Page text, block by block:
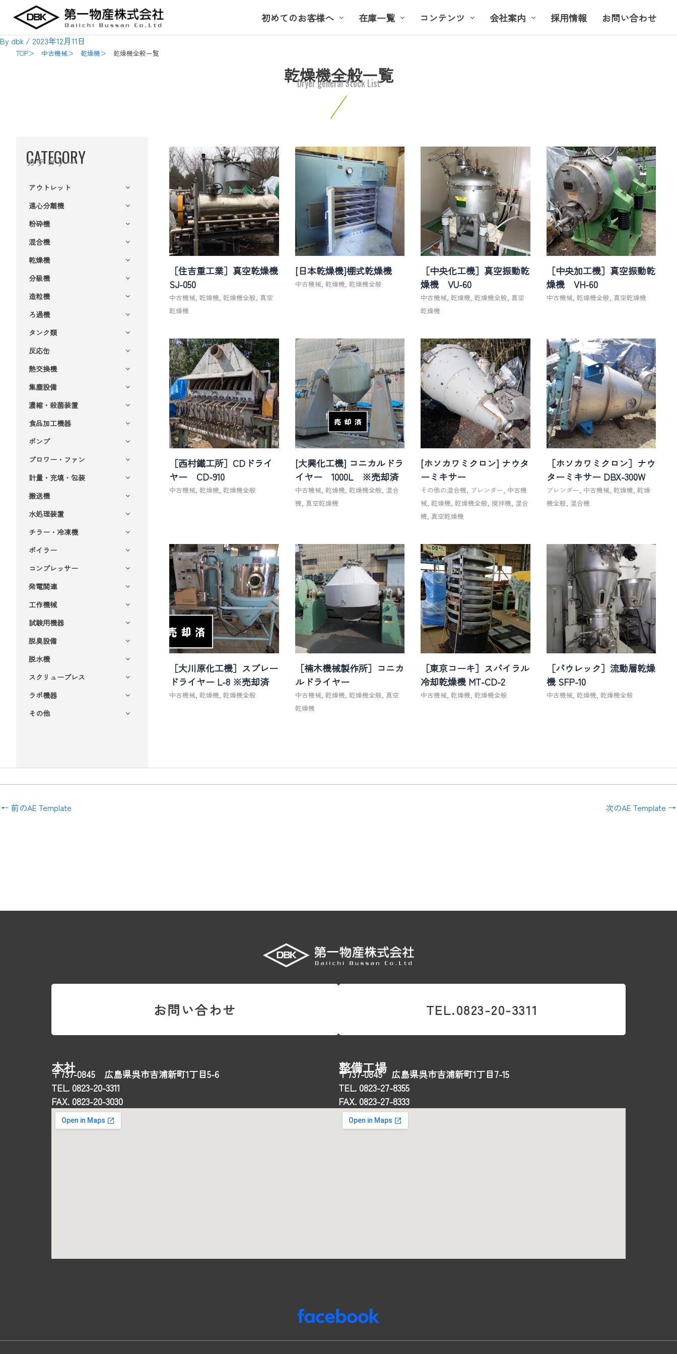
を
ス
初めてのお客様へ 在庫一覧 コンテンツ 会社案内 採用情報 お問い合わせ
By dbk / 2023年12月11日
TOP＞ 中古機械＞ 乾燥機＞ 乾燥機全般一覧
乾燥機全般一覧
Dryer general Stock List
CATEGORY
カテゴリー
アウトレット
遠心分離機
粉砕機
混合機
乾燥機
分級機
造粒機
ろ過機
タンク類
反応缶
熱交換機
集塵設備
濃縮・殺菌装置
食品加工機器
ポンプ
ブロワー・ファン
計量・充填・包装
搬送機
水処理装置
チラー・冷凍機
ボイラー
コンプレッサー
発電関連
工作機械
試験用機器
脱臭設備
脱水機
スクリュープレス
ラボ機器
その他
［住吉重工業］真空乾燥機
SJ-050
中古機械,乾燥機,乾燥機全般, 真空
乾燥機
[日本乾燥機]棚式乾燥機
中古機械, 乾燥機, 乾燥機全般
［中央化工機］真空振動乾
燥機 VU-60
中古機械,乾燥機,乾燥機全般, 真空
乾燥機
［中央加工機］真空振動乾
燥機 VH-60
中古機械, 乾燥機全般, 真空乾燥機
［西村鐵工所］CDドライ
ヤー CD-910
中古機械 ,乾燥機 ,乾燥機全般
[大興化工機] コニカルドラ
イヤー 1000L ※売却済
中古機械, 乾燥機 乾燥機全般 混合
機 真空乾燥機
[ホソカワミクロン] ナウタ
ーミキサー
その他の混合機 ブレンダー 中古機
械 ,乾燥機 ,乾燥機全般 ,撹拌機 混合
機 真空乾燥機
［ホソカワミクロン］ナウ
ターミキサー DBX-300W
ブレンダー 中古機械, 乾燥機 乾燥
機全般 混合機
［大川原化工機］スプレー
ドライヤー L-8 ※売却済
中古機械,乾燥機,乾燥機全般
［楠木機械製作所］コニカ
ルドライヤー
中古機械, 乾燥機, 乾燥機全般, 真空
乾燥機
［東京コーキ］スパイラル
冷却乾燥機 MT-CD-2
中古機械,乾燥機,乾燥機全般
［パウレック］流動層乾燥
機 SFP-10
中古機械, 乾燥機, 乾燥機全般
navigation
← 前のAE Template 次のAE Template →
お問い合わせ TEL.0823-20-3311
本社
〒737-0845 広島県呉市吉浦新町1丁目5-6
TEL. 0823-20-3311
FAX. 0823-20-3030
整備工場
〒737-0845 広島県呉市吉浦新町1丁目7-15
TEL. 0823-27-8355
FAX. 0823-27-8333